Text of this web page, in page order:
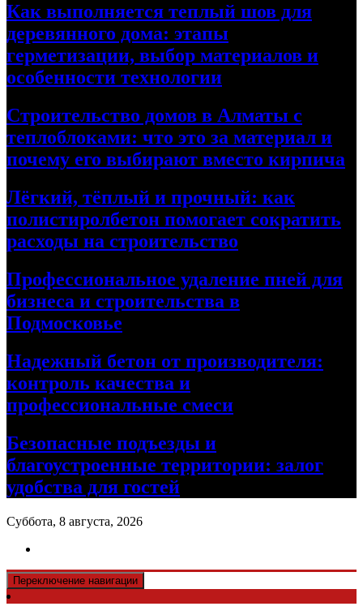
Как выполняется теплый шов для
деревянного дома: этапы
герметизации, выбор материалов и
особенности технологии
Строительство домов в Алматы с
теплоблоками: что это за материал и
почему его выбирают вместо кирпича
Лёгкий, тёплый и прочный: как
полистиролбетон помогает сократить
расходы на строительство
Профессиональное удаление пней для
бизнеса и строительства в
Подмосковье
Надежный бетон от производителя:
контроль качества и
профессиональные смеси
Безопасные подъезды и
благоустроенные территории: залог
удобства для гостей
Суббота, 8 августа, 2026
Переключение навигации